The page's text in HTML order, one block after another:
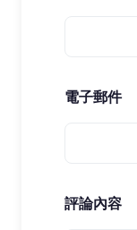
電子郵件
評論內容